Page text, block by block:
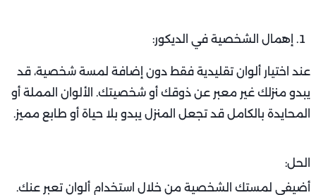
إهمال الشخصية في الديكور:
عند اختيار ألوان تقليدية فقط دون إضافة لمسة شخصية، قد
يبدو منزلك غير معبر عن ذوقك أو شخصيتك. الألوان المملة أو
المحايدة بالكامل قد تجعل المنزل يبدو بلا حياة أو طابع مميز.
الحل:
أضيفي لمستك الشخصية من خلال استخدام ألوان تعبر عنك.